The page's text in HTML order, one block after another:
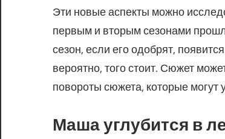
Эти новые аспекты можно
первым и вторым сезонами
сезон, если его одобрят,
вероятно, того стоит. Сюжет
повороты сюжета, которые могут
Маша углубится в